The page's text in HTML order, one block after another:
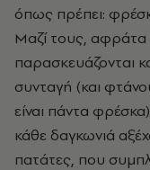
όπως πρέπει:
Μαζί τους, αφράτα
παρασκευάζονται
συνταγή (και
είναι πάντα
κάθε δαγκωνιά
πατάτες, που